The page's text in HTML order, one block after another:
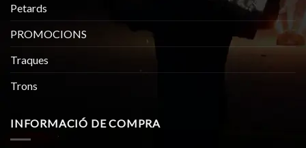
Petards
PROMOCIONS
Traques
Trons
INFORMACIÓ DE COMPRA